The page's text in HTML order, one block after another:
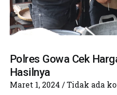
Polres Gowa Cek
Hasilnya
Maret 1, 2024 Tidak ada